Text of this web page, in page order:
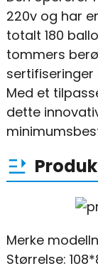
220v og har
totalt 180
tommers
sertifiseringer
Med et
dette
Merke
Størrelse: